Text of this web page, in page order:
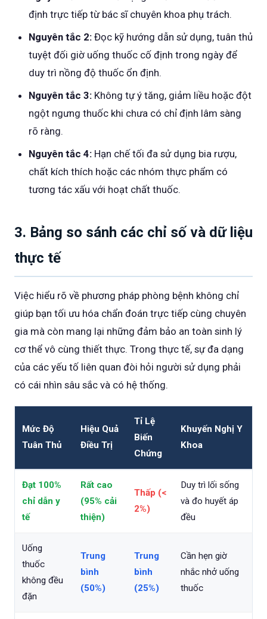
định trực tiếp từ bác sĩ chuyên khoa phụ trách.
Nguyên tắc 2: Đọc kỹ hướng dẫn sử dụng, tuân thủ
tuyệt đối giờ uống thuốc cố định trong ngày để
duy trì nồng độ thuốc ổn định.
Nguyên tắc 3: Không tự ý tăng, giảm liều hoặc đột
ngột ngưng thuốc khi chưa có chỉ định lâm sàng
rõ ràng.
Nguyên tắc 4: Hạn chế tối đa sử dụng bia rượu,
chất kích thích hoặc các nhóm thực phẩm có
tương tác xấu với hoạt chất thuốc.
3. Bảng so sánh các chỉ số và dữ liệu
thực tế
Việc hiểu rõ về phương pháp phòng bệnh không chỉ
giúp bạn tối ưu hóa chẩn đoán trực tiếp cùng chuyên
gia mà còn mang lại những đảm bảo an toàn sinh lý
cơ thể vô cùng thiết thực. Trong thực tế, sự đa dạng
của các yếu tố liên quan đòi hỏi người sử dụng phải
có cái nhìn sâu sắc và có hệ thống.
Mức Độ
Tuân Thủ
Hiệu Quả
Điều Trị
Tỉ Lệ
Biến
Chứng
Khuyến Nghị Y
Khoa
Đạt 100%
chỉ dẫn y
tế
Rất cao
(95% cải
thiện)
Thấp (<
2%)
Duy trì lối sống
và đo huyết áp
đều
Uống
thuốc
không đều
đặn
Trung
bình
(50%)
Trung
bình
(25%)
Cần hẹn giờ
nhắc nhở uống
thuốc